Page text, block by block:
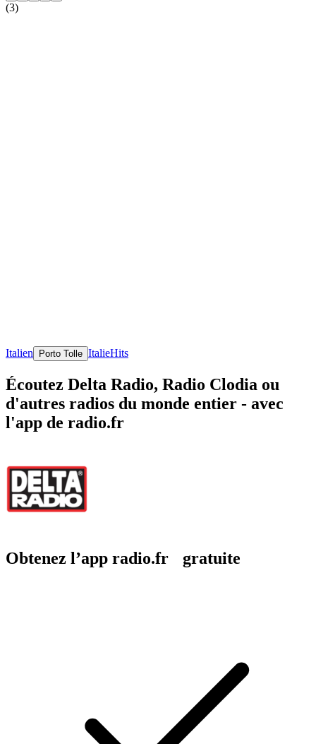
(3)
Italien Porto Tolle ItalieHits
Écoutez Delta Radio, Radio Clodia ou
d'autres radios du monde entier - avec
l'app de radio.fr
Obtenez l’app radio.fr gratuite